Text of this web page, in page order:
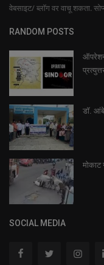
वेबसाइट/ ब्लॉग वर वाचू शकता.
RANDOM POSTS
डॉ.
मोकाट
SOCIAL MEDIA